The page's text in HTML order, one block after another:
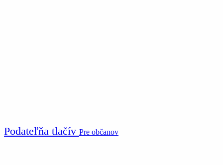
Podateľňa tlačív Pre občanov